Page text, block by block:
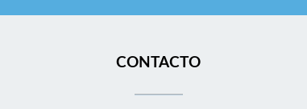
CONTACTO